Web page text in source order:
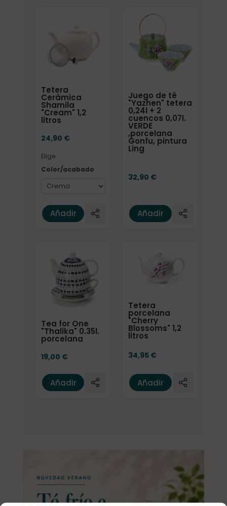
Tetera
Cerámica
Shamila
"Cream" 1,2
litros
24,90 €
Elige:
Color/acabado
Añadir
Juego de té
"Yazhen" tetera
0,24l + 2
cuencos 0,07l.
VERDE
,porcelana
Gonfu, pintura
Ling
32,90 €
Añadir
Tea for One
"Thalika" 0.35l.
porcelana
19,00 €
Añadir
Tetera
porcelana
"Cherry
Blossoms" 1,2
litros
34,95 €
Añadir